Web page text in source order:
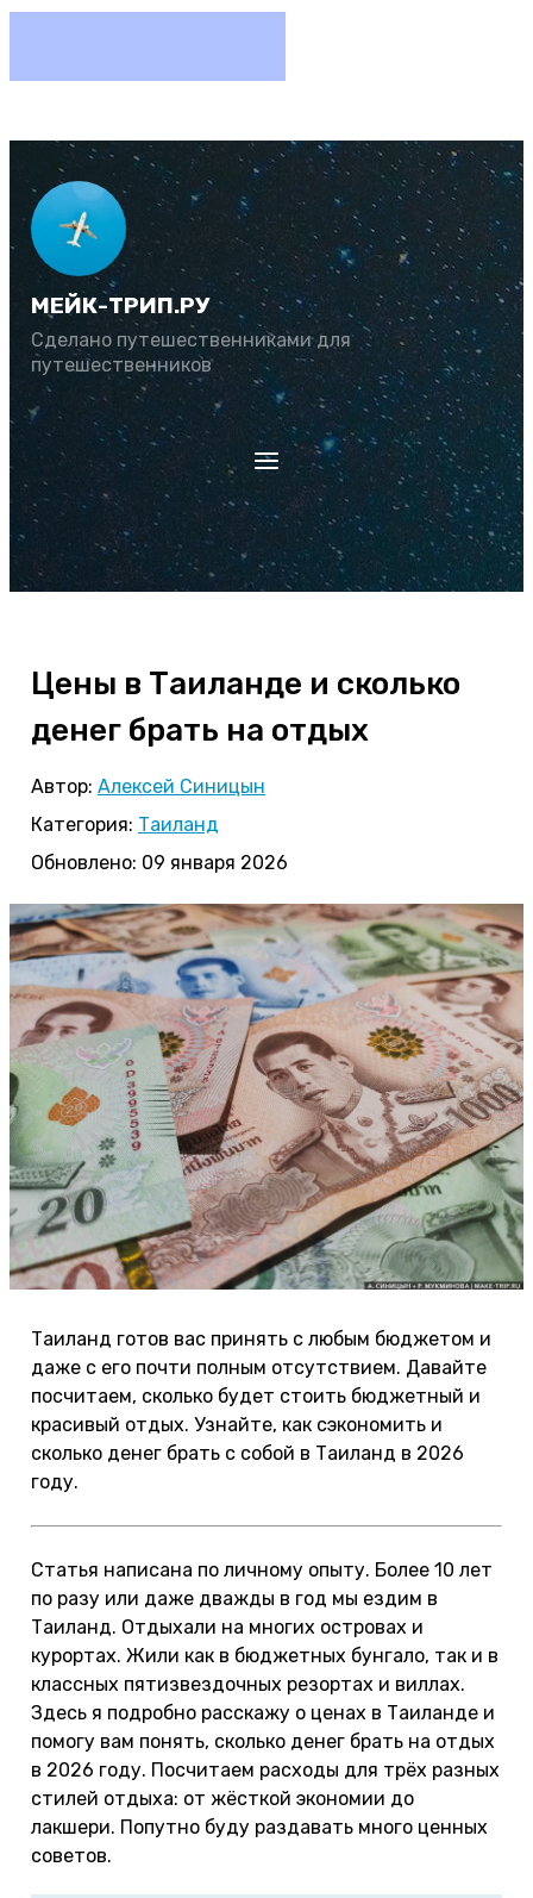
МЕЙК-ТРИП.РУ
Сделано путешественниками для
путешественников
Цены в Таиланде и сколько
денег брать на отдых
Автор: Алексей Синицын
Категория: Таиланд
Обновлено: 09 января 2026
Таиланд готов вас принять с любым бюджетом и
даже с его почти полным отсутствием. Давайте
посчитаем, сколько будет стоить бюджетный и
красивый отдых. Узнайте, как сэкономить и
сколько денег брать с собой в Таиланд в 2026
году.
Статья написана по личному опыту. Более 10 лет
по разу или даже дважды в год мы ездим в
Таиланд. Отдыхали на многих островах и
курортах. Жили как в бюджетных бунгало, так и в
классных пятизвездочных резортах и виллах.
Здесь я подробно расскажу о ценах в Таиланде и
помогу вам понять, сколько денег брать на отдых
в 2026 году. Посчитаем расходы для трёх разных
стилей отдыха: от жёсткой экономии до
лакшери. Попутно буду раздавать много ценных
советов.